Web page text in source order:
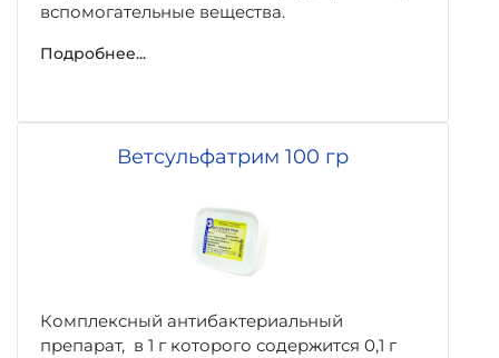
вспомогательные вещества.
Подробнее...
Ветсульфатрим 100 гр
Комплексный антибактериальный
препарат, в 1 г которого содержится 0,1 г